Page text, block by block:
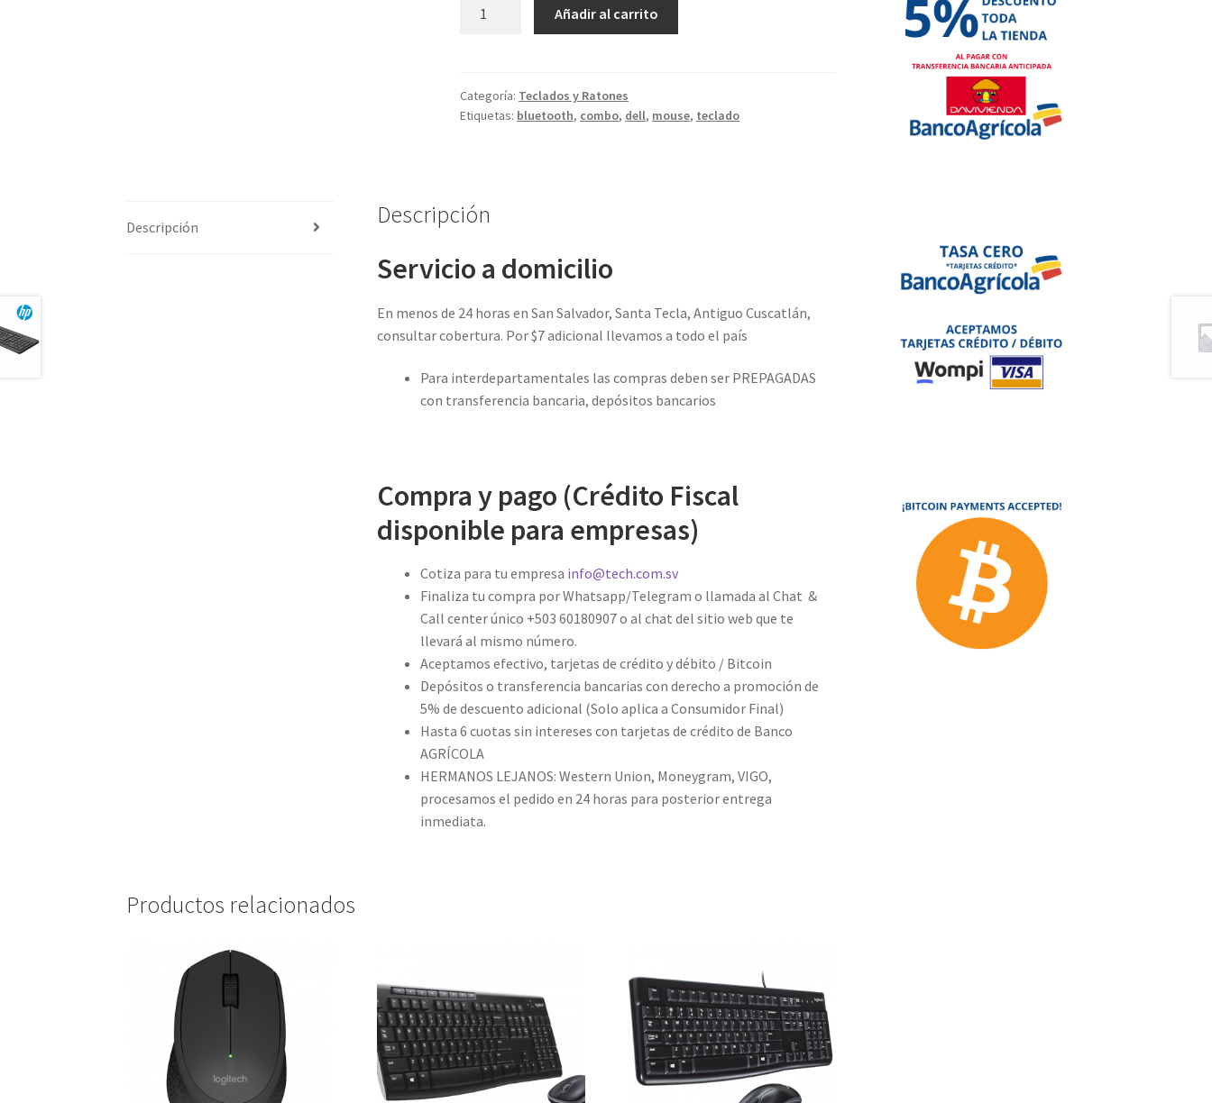
KM3322W
cantidad
Añadir al carrito
Categoría: Teclados y Ratones
Etiquetas: bluetooth, combo, dell, mouse, teclado
Descripción Descripción
Servicio a domicilio
En menos de 24 horas en San Salvador, Santa Tecla, Antiguo Cuscatlán,
consultar cobertura. Por $7 adicional llevamos a todo el país
Para interdepartamentales las compras deben ser PREPAGADAS
con transferencia bancaria, depósitos bancarios
Compra y pago (Crédito Fiscal
disponible para empresas)
Cotiza para tu empresa info@tech.com.sv
Finaliza tu compra por Whatsapp/Telegram o llamada al Chat &
Call center único +503 60180907 o al chat del sitio web que te
llevará al mismo número.
Aceptamos efectivo, tarjetas de crédito y débito / Bitcoin
Depósitos o transferencia bancarias con derecho a promoción de
5% de descuento adicional (Solo aplica a Consumidor Final)
Hasta 6 cuotas sin intereses con tarjetas de crédito de Banco
AGRÍCOLA
HERMANOS LEJANOS: Western Union, Moneygram, VIGO,
procesamos el pedido en 24 horas para posterior entrega
inmediata.
Productos relacionados